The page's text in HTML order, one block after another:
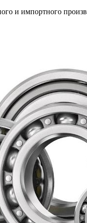
и импортного